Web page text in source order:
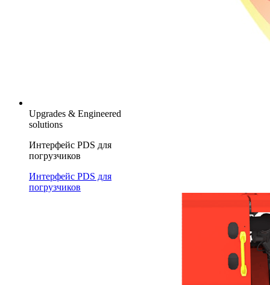
Upgrades & Engineered
solutions
Интерфейс PDS для
погрузчиков
Интерфейс PDS для
погрузчиков